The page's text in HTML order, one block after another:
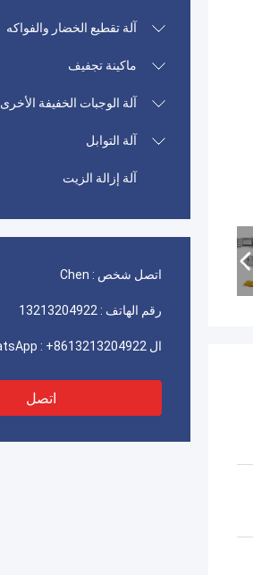
آلة تقطيع الخضار والفواكه
ماكينة تجفيف
آلة الوجبات الخفيفة الأخرى
آلة التوابل
آلة إزالة الزيت
اتصل شخص : Chen
رقم الهاتف : 13213204922
ال WhatsApp : +8613213204922
اتصل